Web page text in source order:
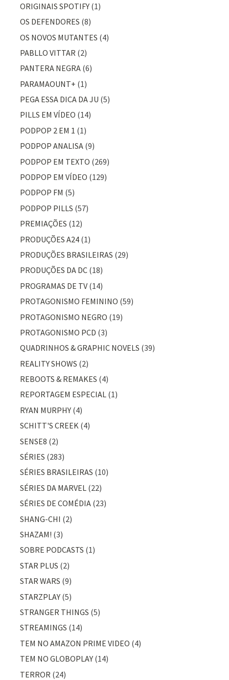
ORIGINAIS SPOTIFY (1)
OS DEFENDORES (8)
OS NOVOS MUTANTES (4)
PABLLO VITTAR (2)
PANTERA NEGRA (6)
PARAMAOUNT+ (1)
PEGA ESSA DICA DA JU (5)
PILLS EM VÍDEO (14)
PODPOP 2 EM 1 (1)
PODPOP ANALISA (9)
PODPOP EM TEXTO (269)
PODPOP EM VÍDEO (129)
PODPOP FM (5)
PODPOP PILLS (57)
PREMIAÇÕES (12)
PRODUÇÕES A24 (1)
PRODUÇÕES BRASILEIRAS (29)
PRODUÇÕES DA DC (18)
PROGRAMAS DE TV (14)
PROTAGONISMO FEMININO (59)
PROTAGONISMO NEGRO (19)
PROTAGONISMO PCD (3)
QUADRINHOS & GRAPHIC NOVELS (39)
REALITY SHOWS (2)
REBOOTS & REMAKES (4)
REPORTAGEM ESPECIAL (1)
RYAN MURPHY (4)
SCHITT'S CREEK (4)
SENSE8 (2)
SÉRIES (283)
SÉRIES BRASILEIRAS (10)
SÉRIES DA MARVEL (22)
SÉRIES DE COMÉDIA (23)
SHANG-CHI (2)
SHAZAM! (3)
SOBRE PODCASTS (1)
STAR PLUS (2)
STAR WARS (9)
STARZPLAY (5)
STRANGER THINGS (5)
STREAMINGS (14)
TEM NO AMAZON PRIME VIDEO (4)
TEM NO GLOBOPLAY (14)
TERROR (24)